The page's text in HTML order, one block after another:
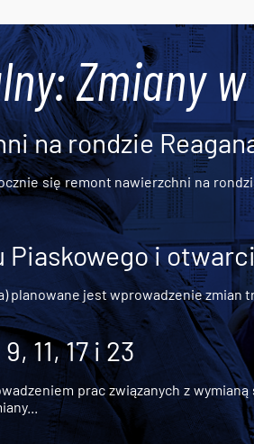
Zmiany
na rondzie
się remont nawierzchni na
i
planowane jest wprowadzenie
11, 17 i 23
prac związanych z